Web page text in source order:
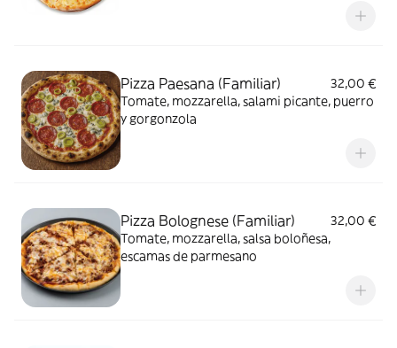
Pizza Paesana (Familiar)
32,00 €
Tomate, mozzarella, salami picante, puerro
y gorgonzola
Pizza Bolognese (Familiar)
32,00 €
Tomate, mozzarella, salsa boloñesa,
escamas de parmesano